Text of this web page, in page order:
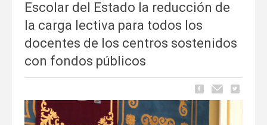
Escolar del Estado la reducción de
la carga lectiva para todos los
docentes de los centros sostenidos
con fondos públicos